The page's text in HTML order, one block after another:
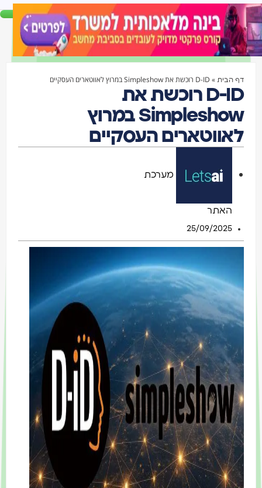
הבית»D-ID רוכשת את Simpleshow במרוץ לאווטארים העסקיים
D-ID רוכשת את
Simpleshow במרוץ
העסקיים
מערכת
האתר
25/09/2025